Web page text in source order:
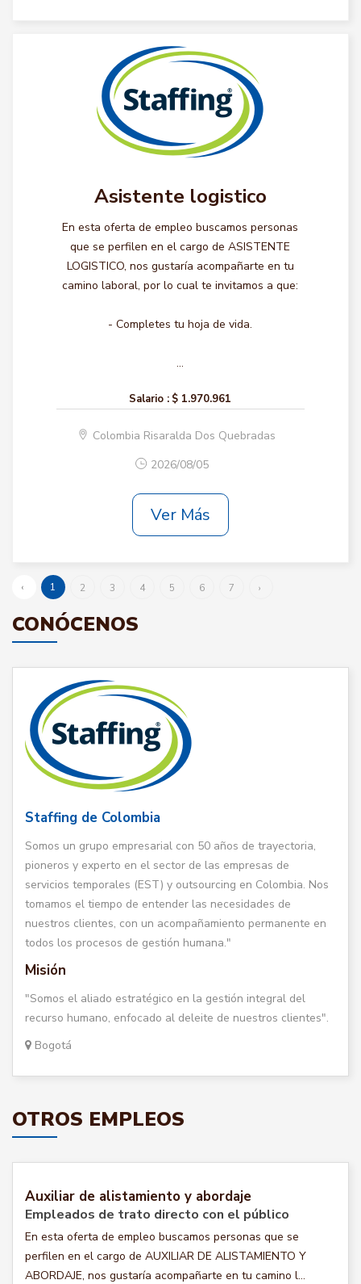
Asistente logistico
En esta oferta de empleo buscamos personas
que se perfilen en el cargo de ASISTENTE
LOGISTICO, nos gustaría acompañarte en tu
camino laboral, por lo cual te invitamos a que:
- Completes tu hoja de vida.
...
Salario : $ 1.970.961
Colombia Risaralda Dos Quebradas
2026/08/05
Ver Más
‹ 1 2 3 4 5 6 7 ›
CONÓCENOS
Staffing de Colombia
Somos un grupo empresarial con 50 años de trayectoria,
pioneros y experto en el sector de las empresas de
servicios temporales (EST) y outsourcing en Colombia. Nos
tomamos el tiempo de entender las necesidades de
nuestros clientes, con un acompañamiento permanente en
todos los procesos de gestión humana."
Misión
"Somos el aliado estratégico en la gestión integral del
recurso humano, enfocado al deleite de nuestros clientes".
Bogotá
OTROS EMPLEOS
Auxiliar de alistamiento y abordaje
Empleados de trato directo con el público
En esta oferta de empleo buscamos personas que se
perfilen en el cargo de AUXILIAR DE ALISTAMIENTO Y
ABORDAJE, nos gustaría acompañarte en tu camino l...